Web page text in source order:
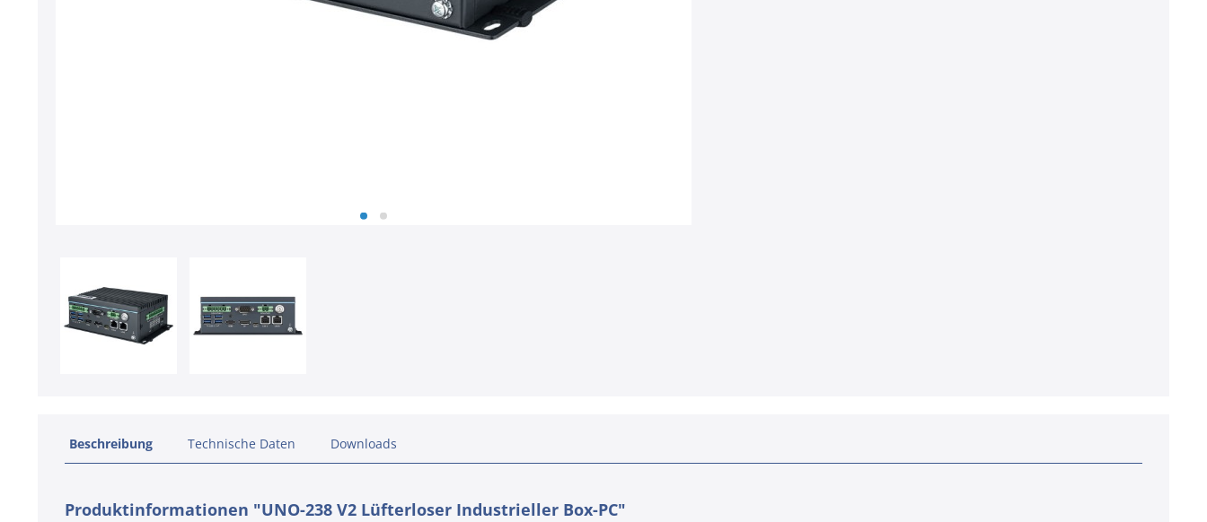
Beschreibung Technische Daten Downloads
Produktinformationen "UNO-238 V2 Lüfterloser Industrieller Box-PC"